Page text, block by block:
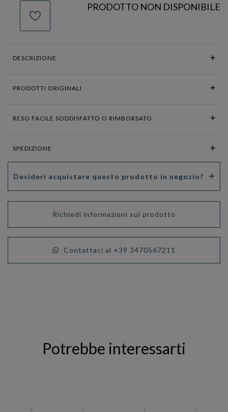
PRODOTTO NON DISPONIBILE
DESCRIZIONE
PRODOTTI ORIGINALI
RESO FACILE SODDISFATTO O RIMBORSATO
SPEDIZIONE
Desideri acquistare questo prodotto in negozio?
Richiedi informazioni sul prodotto
Contattaci al +39 3470567211
Potrebbe interessarti